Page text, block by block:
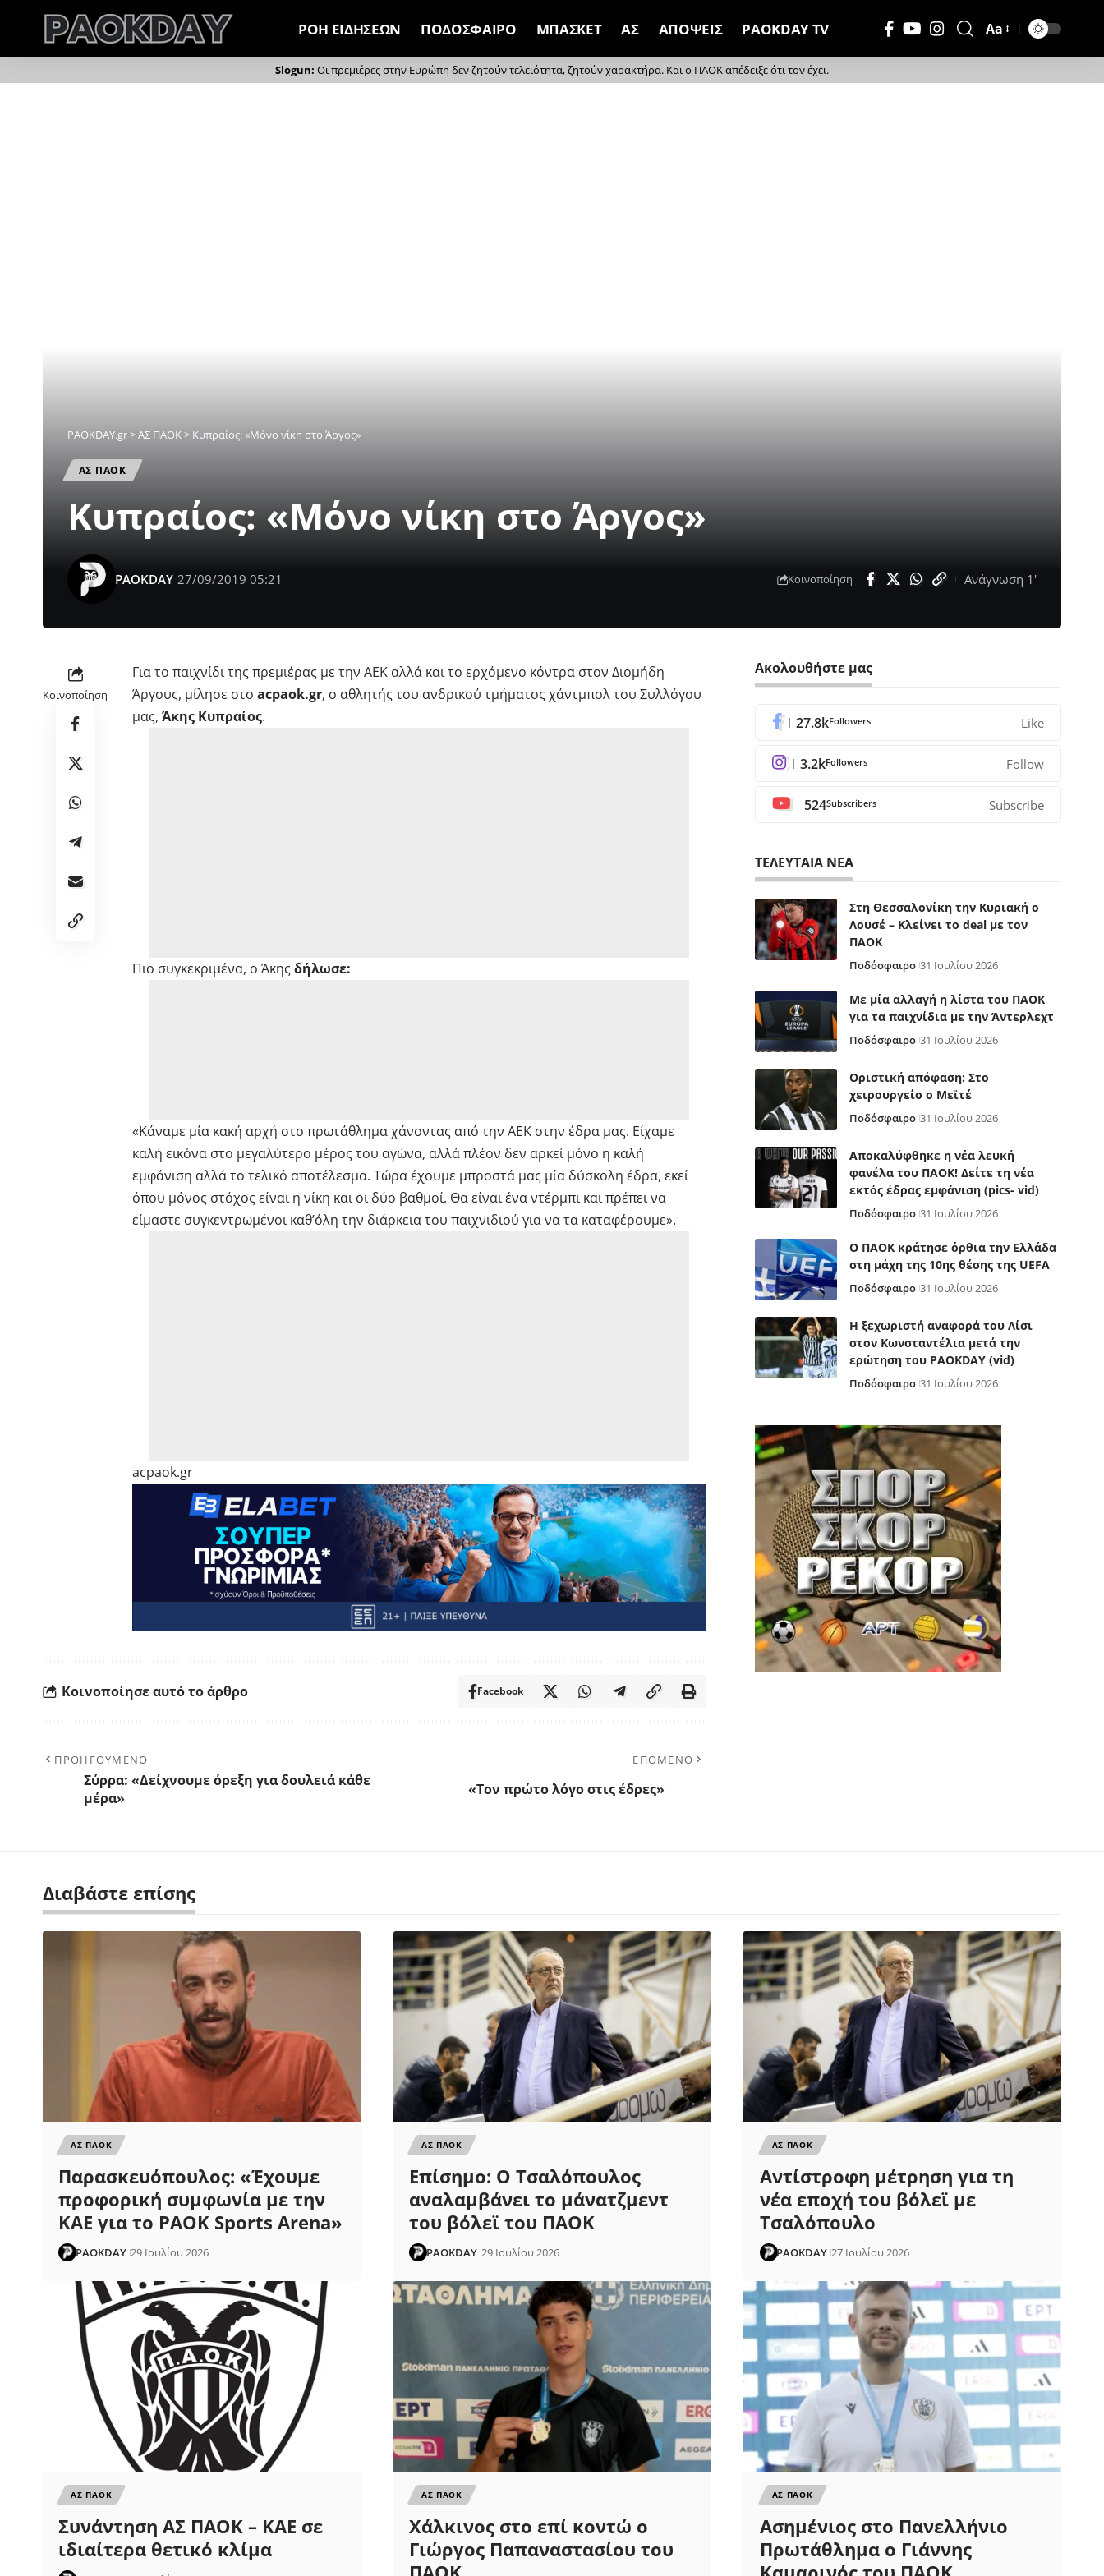
ΡΟΗ ΕΙΔΗΣΕΩΝ ΠΟΔΟΣΦΑΙΡΟ ΜΠΑΣΚΕΤ ΑΣ ΑΠΟΨΕΙΣ PAOKDAY TV
Μέγεθος
Γραμματοσειράς
Aa
Οι πρεμιέρες στην Ευρώπη δεν ζητούν τελειότητα, ζητούν χαρακτήρα. Και ο ΠΑΟΚ απέδειξε ότι τον έχει.
PAOKDAY.gr>ΑΣ ΠΑΟΚ> Κυπραίος: «Μόνο νίκη στο Άργος»
ΑΣ ΠΑΟΚ
Κυπραίος: «Μόνο νίκη στο Άργος»
PAOKDAY 27/09/2019 05:21 Κοινοποίηση Ανάγνωση 1'
Κοινοποίηση
Για το παιχνίδι της πρεμιέρας με την ΑΕΚ αλλά και το ερχόμενο κόντρα στον Διομήδη
Άργους, μίλησε στο acpaok.gr, ο αθλητής του ανδρικού τμήματος χάντμπολ του Συλλόγου
μας, Άκης Κυπραίος.
Πιο συγκεκριμένα, ο Άκηςδήλωσε:
«Κάναμε μία κακή αρχή στο πρωτάθλημα χάνοντας από την ΑΕΚ στην έδρα μας. Είχαμε
καλή εικόνα στο μεγαλύτερο μέρος του αγώνα, αλλά πλέον δεν αρκεί μόνο η καλή
εμφάνιση αλλά το τελικό αποτέλεσμα. Τώρα έχουμε μπροστά μας μία δύσκολη έδρα, εκεί
όπου μόνος στόχος είναι η νίκη και οι δύο βαθμοί. Θα είναι ένα ντέρμπι και πρέπει να
είμαστε συγκεντρωμένοι καθ’όλη την διάρκεια του παιχνιδιού για να τα καταφέρουμε».
acpaok.gr
Κοινοποίησε αυτό το άρθρο Facebook
ΠΡΟΗΓΟΥΜΕΝΟ
Σύρρα: «Δείχνουμε όρεξη για δουλειά κάθε
μέρα»
ΕΠΟΜΕΝΟ
«Τον πρώτο λόγο στις έδρες»
Ακολουθήστε μας
27.8kFollowers Like
3.2kFollowers Follow
524Subscribers Subscribe
ΤΕΛΕΥΤΑΙΑ ΝΕΑ
Στη Θεσσαλονίκη την Κυριακή ο
Λουσέ – Κλείνει το deal με τον
ΠΑΟΚ
Ποδόσφαιρο 31 Ιουλίου 2026
Με μία αλλαγή η λίστα του ΠΑΟΚ
για τα παιχνίδια με την Άντερλεχτ
Ποδόσφαιρο 31 Ιουλίου 2026
Οριστική απόφαση: Στο
χειρουργείο ο Μεϊτέ
Ποδόσφαιρο 31 Ιουλίου 2026
Αποκαλύφθηκε η νέα λευκή
φανέλα του ΠΑΟΚ! Δείτε τη νέα
εκτός έδρας εμφάνιση (pics- vid)
Ποδόσφαιρο 31 Ιουλίου 2026
Ο ΠΑΟΚ κράτησε όρθια την Ελλάδα
στη μάχη της 10ης θέσης της UEFA
Ποδόσφαιρο 31 Ιουλίου 2026
Η ξεχωριστή αναφορά του Λίσι
στον Κωνσταντέλια μετά την
ερώτηση του PAOKDAY (vid)
Ποδόσφαιρο 31 Ιουλίου 2026
Διαβάστε επίσης
ΑΣ ΠΑΟΚ
Παρασκευόπουλος: «Έχουμε
προφορική συμφωνία με την
ΚΑΕ για το PAOK Sports Arena»
PAOKDAY 29 Ιουλίου 2026
ΑΣ ΠΑΟΚ
Επίσημο: Ο Τσαλόπουλος
αναλαμβάνει το μάνατζμεντ
του βόλεϊ του ΠΑΟΚ
PAOKDAY 29 Ιουλίου 2026
ΑΣ ΠΑΟΚ
Αντίστροφη μέτρηση για τη
νέα εποχή του βόλεϊ με
Τσαλόπουλο
PAOKDAY 27 Ιουλίου 2026
ΑΣ ΠΑΟΚ
Συνάντηση ΑΣ ΠΑΟΚ – ΚΑΕ σε
ιδιαίτερα θετικό κλίμα
ΑΣ ΠΑΟΚ
Χάλκινος στο επί κοντώ ο
Γιώργος Παπαναστασίου του
ΑΣ ΠΑΟΚ
Ασημένιος στο Πανελλήνιο
Πρωτάθλημα ο Γιάννης